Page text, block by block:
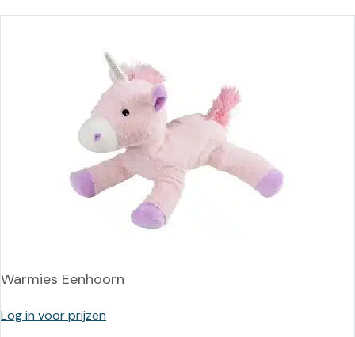
Warmies Eenhoorn
Log in voor prijzen